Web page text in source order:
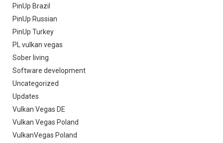
PinUp Brazil
PinUp Russian
PinUp Turkey
PL vulkan vegas
Sober living
Software development
Uncategorized
Updates
Vulkan Vegas DE
Vulkan Vegas Poland
VulkanVegas Poland